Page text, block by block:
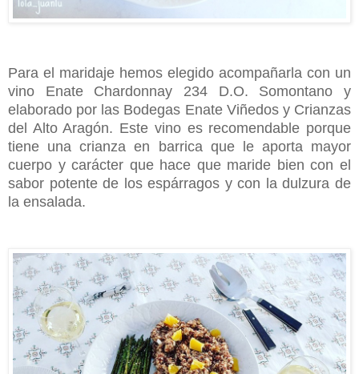
Para el maridaje hemos elegido acompañarla con un
vino Enate Chardonnay 234 D.O. Somontano y
elaborado por las Bodegas Enate Viñedos y Crianzas
del Alto Aragón. Este vino es recomendable porque
tiene una crianza en barrica que le aporta mayor
cuerpo y carácter que hace que maride bien con el
sabor potente de los espárragos y con la dulzura de
la ensalada.